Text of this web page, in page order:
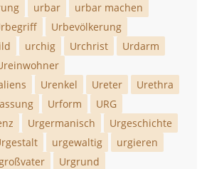
urbar
urbar machen
Urbevölkerung
urchig Urchrist
Urdarm
Urenkel Ureter
Urethra
Urform
URG
Urgermanisch
Urgeschichte
urgewaltig
urgieren
Urgrund